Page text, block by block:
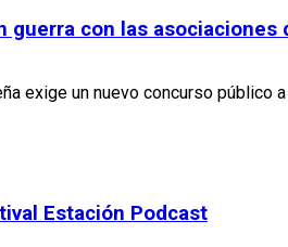
con las
exige un nuevo concurso público
Estación Podcast